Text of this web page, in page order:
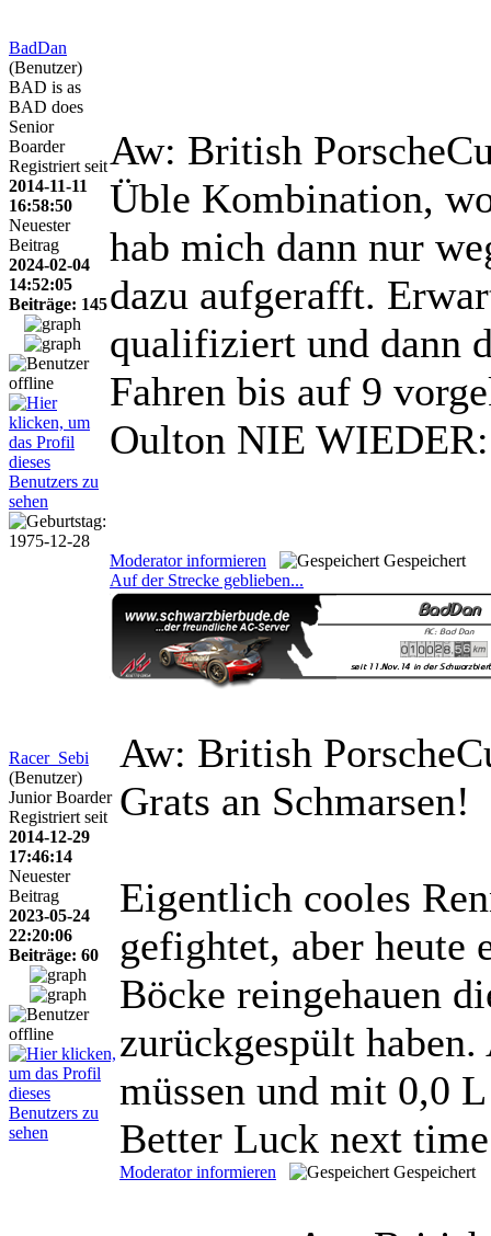
BadDan
(Benutzer)
BAD is as
BAD does
Senior
Boarder
Registriert seit
2014-11-11
16:58:50
Neuester
Beitrag
2024-02-04
14:52:05
Beiträge: 145
Aw: British
Üble Kombination,
hab mich dann nur
dazu aufgerafft.
qualifiziert und dann
Fahren bis auf 9
Oulton NIE
Moderator informieren
Gespeichert
Auf der Strecke geblieben...
Racer_Sebi
(Benutzer)
Junior Boarder
Registriert seit
2014-12-29
17:46:14
Neuester
Beitrag
2023-05-24
22:20:06
Beiträge: 60
Aw: British
Grats an Schmarsen!
Eigentlich cooles
gefightet, aber heute
Böcke reingehauen
zurückgespült
müssen und mit 0,0
Better Luck next
Moderator informieren Gespeichert